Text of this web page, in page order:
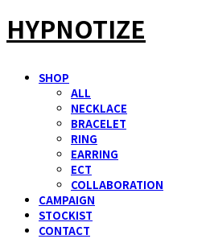
HYPNOTIZE
SHOP
ALL
NECKLACE
BRACELET
RING
EARRING
ECT
COLLABORATION
CAMPAIGN
STOCKIST
CONTACT